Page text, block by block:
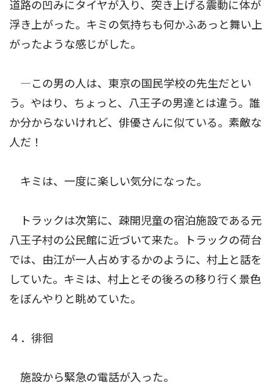
道路の凹みにタイヤが入り、突き上げる震動に体が
浮き上がった。キミの気持ちも何かふあっと舞い上
がったような感じがした。
―この男の人は、東京の国民学校の先生だとい
う。やはり、ちょっと、八王子の男達とは違う。誰
か分からないけれど、俳優さんに似ている。素敵な
人だ！
キミは、一度に楽しい気分になった。
トラックは次第に、疎開児童の宿泊施設である元
八王子村の公民館に近づいて来た。トラックの荷台
では、由江が一人占めするかのように、村上と話を
していた。キミは、村上とその後ろの移り行く景色
をぼんやりと眺めていた。
４．徘徊
施設から緊急の電話が入った。